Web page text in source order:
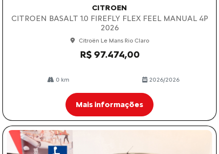
CITROEN
CITROEN BASALT 1.0 FIREFLY FLEX FEEL MANUAL 4P
2026
Citroën Le Mans Rio Claro
R$ 97.474,00
0 km 2026/2026
Mais informações